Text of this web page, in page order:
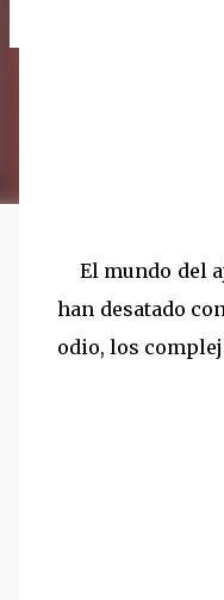
El mundo del
han desatado
odio, los